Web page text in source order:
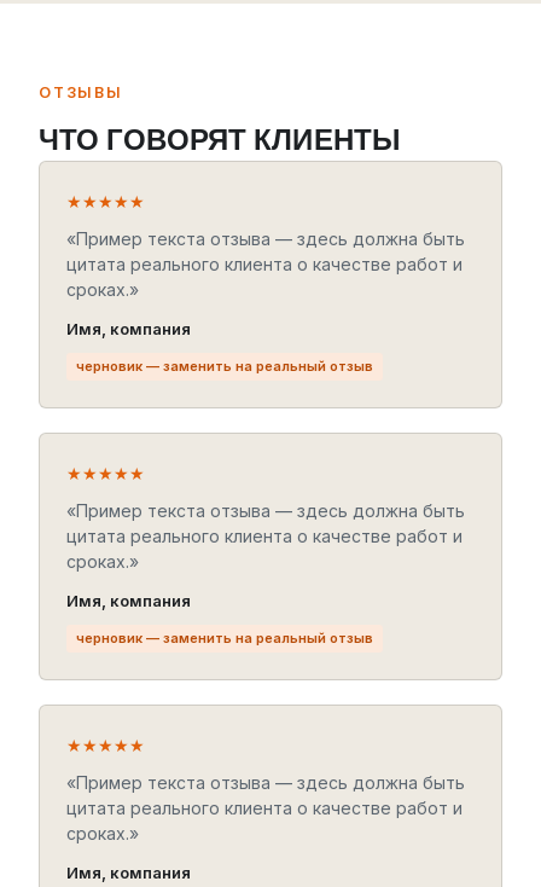
ОТЗЫВЫ
ЧТО ГОВОРЯТ КЛИЕНТЫ
★★★★★
«Пример текста отзыва — здесь должна быть
цитата реального клиента о качестве работ и
сроках.»
Имя, компания
черновик — заменить на реальный отзыв
★★★★★
«Пример текста отзыва — здесь должна быть
цитата реального клиента о качестве работ и
сроках.»
Имя, компания
черновик — заменить на реальный отзыв
★★★★★
«Пример текста отзыва — здесь должна быть
цитата реального клиента о качестве работ и
сроках.»
Имя, компания